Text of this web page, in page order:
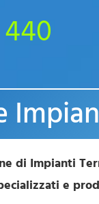
di Impianti
e